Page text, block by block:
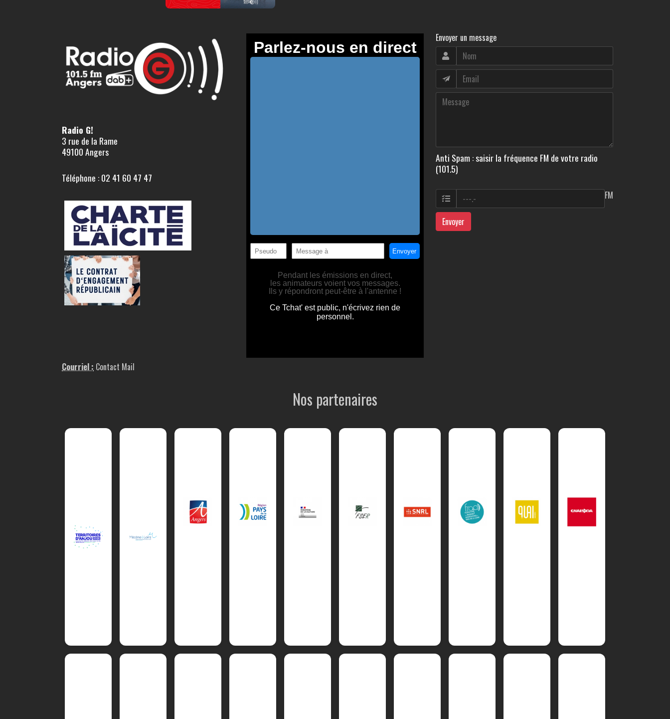
Radio G!
3 rue de la Rame
49100 Angers
Téléphone : 02 41 60 47 47
Courriel : Contact Mail
Envoyer un message
Anti Spam : saisir la fréquence FM de votre radio
(101.5)
FM
Envoyer
Nos partenaires